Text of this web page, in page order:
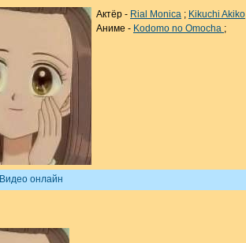
Актёр - Rial Monica ; Kikuchi Akiko
Аниме - Kodomo no Omocha ;
Видео онлайн